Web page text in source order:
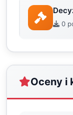
0
Oceny i